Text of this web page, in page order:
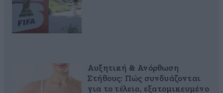
Αυξητική & Ανόρθωση
Στήθους: Πώς συνδυάζονται
για το τέλειο, εξατομικευμένο